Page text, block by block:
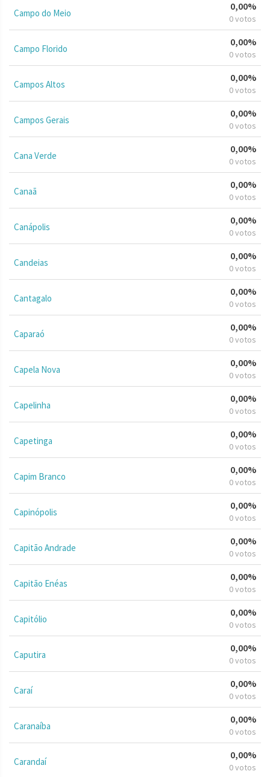
Campo do Meio
0,00%
0 votos
Campo Florido
0,00%
0 votos
Campos Altos
0,00%
0 votos
Campos Gerais
0,00%
0 votos
Cana Verde
0,00%
0 votos
Canaã
0,00%
0 votos
Canápolis
0,00%
0 votos
Candeias
0,00%
0 votos
Cantagalo
0,00%
0 votos
Caparaó
0,00%
0 votos
Capela Nova
0,00%
0 votos
Capelinha
0,00%
0 votos
Capetinga
0,00%
0 votos
Capim Branco
0,00%
0 votos
Capinópolis
0,00%
0 votos
Capitão Andrade
0,00%
0 votos
Capitão Enéas
0,00%
0 votos
Capitólio
0,00%
0 votos
Caputira
0,00%
0 votos
Caraí
0,00%
0 votos
Caranaíba
0,00%
0 votos
Carandaí
0,00%
0 votos